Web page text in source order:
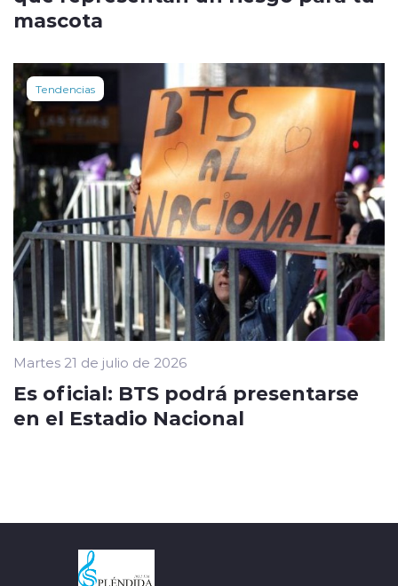
mascota
Tendencias
Martes 21 de julio de 2026
Es oficial: BTS podrá presentarse
en el Estadio Nacional